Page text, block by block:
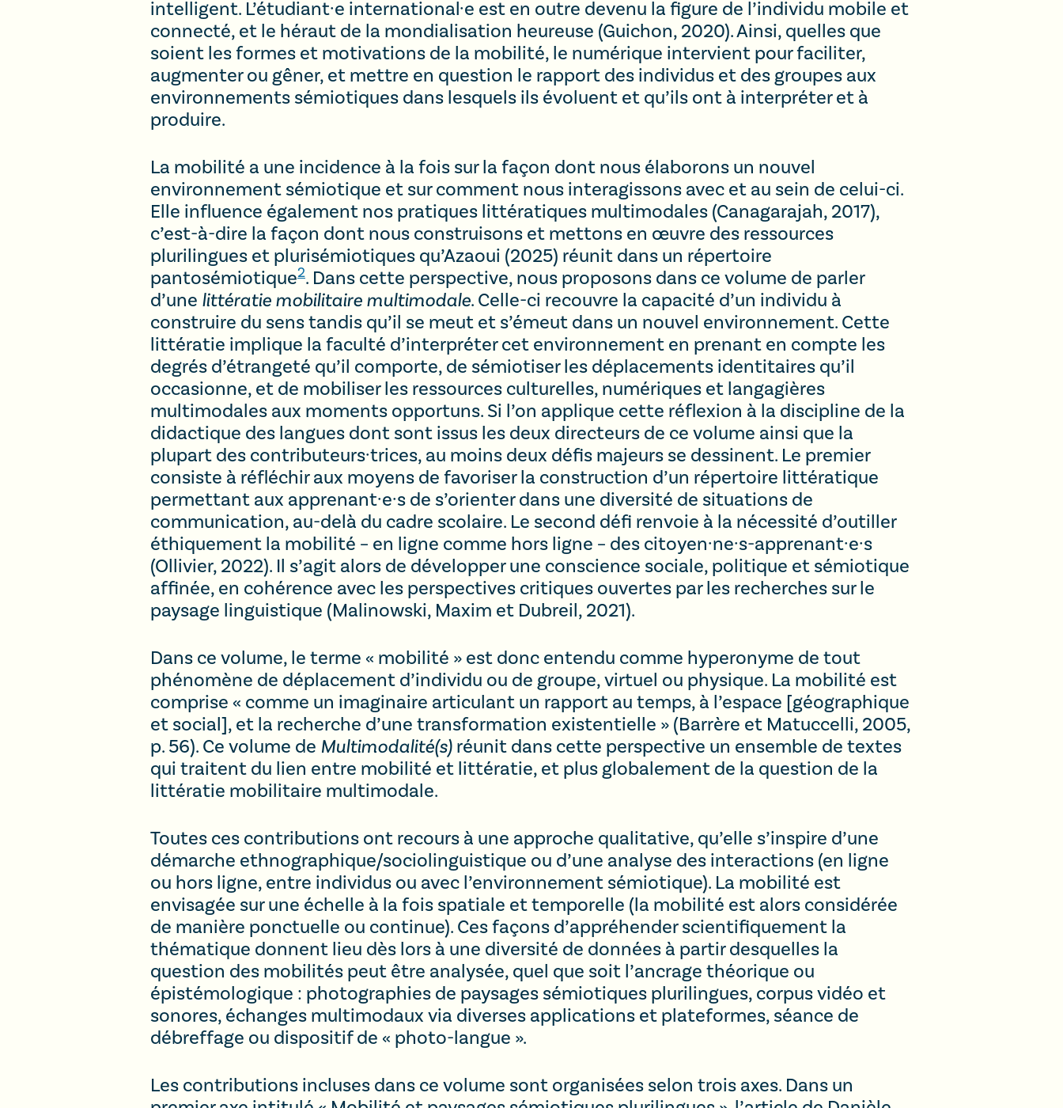
intelligent. L’étudiant·e international·e est en outre devenu la figure de l’individu mobile et
connecté, et le héraut de la mondialisation heureuse (Guichon, 2020). Ainsi, quelles que
soient les formes et motivations de la mobilité, le numérique intervient pour faciliter,
augmenter ou gêner, et mettre en question le rapport des individus et des groupes aux
environnements sémiotiques dans lesquels ils évoluent et qu’ils ont à interpréter et à
produire.
La mobilité a une incidence à la fois sur la façon dont nous élaborons un nouvel
environnement sémiotique et sur comment nous interagissons avec et au sein de celui-ci.
Elle influence également nos pratiques littératiques multimodales (Canagarajah, 2017),
c’est-à-dire la façon dont nous construisons et mettons en œuvre des ressources
plurilingues et plurisémiotiques qu’Azaoui (2025) réunit dans un répertoire
pantosémiotique2. Dans cette perspective, nous proposons dans ce volume de parler
d’une littératie mobilitaire multimodale. Celle-ci recouvre la capacité d’un individu à
construire du sens tandis qu’il se meut et s’émeut dans un nouvel environnement. Cette
littératie implique la faculté d’interpréter cet environnement en prenant en compte les
degrés d’étrangeté qu’il comporte, de sémiotiser les déplacements identitaires qu’il
occasionne, et de mobiliser les ressources culturelles, numériques et langagières
multimodales aux moments opportuns. Si l’on applique cette réflexion à la discipline de la
didactique des langues dont sont issus les deux directeurs de ce volume ainsi que la
plupart des contributeurs·trices, au moins deux défis majeurs se dessinent. Le premier
consiste à réfléchir aux moyens de favoriser la construction d’un répertoire littératique
permettant aux apprenant·e·s de s’orienter dans une diversité de situations de
communication, au-delà du cadre scolaire. Le second défi renvoie à la nécessité d’outiller
éthiquement la mobilité – en ligne comme hors ligne – des citoyen·ne·s-apprenant·e·s
(Ollivier, 2022). Il s’agit alors de développer une conscience sociale, politique et sémiotique
affinée, en cohérence avec les perspectives critiques ouvertes par les recherches sur le
paysage linguistique (Malinowski, Maxim et Dubreil, 2021).
Dans ce volume, le terme « mobilité » est donc entendu comme hyperonyme de tout
phénomène de déplacement d’individu ou de groupe, virtuel ou physique. La mobilité est
comprise « comme un imaginaire articulant un rapport au temps, à l’espace [géographique
et social], et la recherche d’une transformation existentielle » (Barrère et Matuccelli, 2005,
p. 56). Ce volume de Multimodalité(s) réunit dans cette perspective un ensemble de textes
qui traitent du lien entre mobilité et littératie, et plus globalement de la question de la
littératie mobilitaire multimodale.
Toutes ces contributions ont recours à une approche qualitative, qu’elle s’inspire d’une
démarche ethnographique/sociolinguistique ou d’une analyse des interactions (en ligne
ou hors ligne, entre individus ou avec l’environnement sémiotique). La mobilité est
envisagée sur une échelle à la fois spatiale et temporelle (la mobilité est alors considérée
de manière ponctuelle ou continue). Ces façons d’appréhender scientifiquement la
thématique donnent lieu dès lors à une diversité de données à partir desquelles la
question des mobilités peut être analysée, quel que soit l’ancrage théorique ou
épistémologique : photographies de paysages sémiotiques plurilingues, corpus vidéo et
sonores, échanges multimodaux via diverses applications et plateformes, séance de
débreffage ou dispositif de « photo-langue ».
Les contributions incluses dans ce volume sont organisées selon trois axes. Dans un